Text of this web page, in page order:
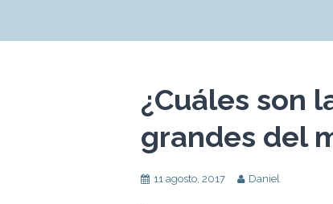
¿Cuáles son
grandes del
11 agosto, 2017 Daniel